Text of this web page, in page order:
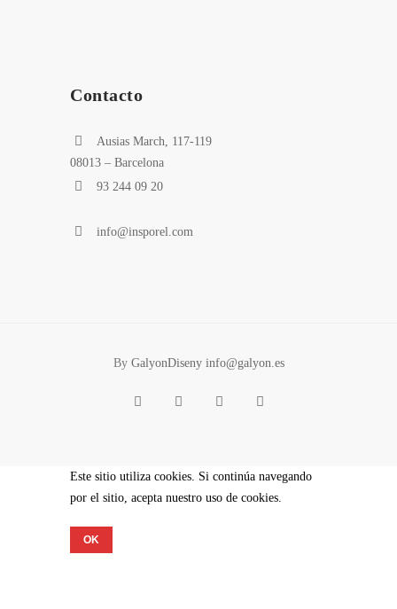
Contacto
Ausias March, 117-119
08013 – Barcelona
93 244 09 20
info@insporel.com
By GalyonDiseny info@galyon.es
Este sitio utiliza cookies. Si continúa navegando
por el sitio, acepta nuestro uso de cookies.
OK